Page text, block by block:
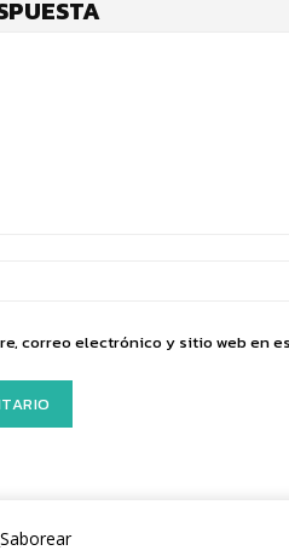
correo electrónico y sitio web en